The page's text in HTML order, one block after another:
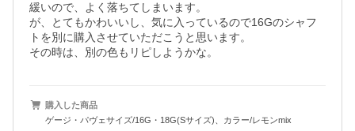
緩いので、よく落ちてしまいます。
が、とてもかわいいし、気に入っているので16Gのシャフ
トを別に購入させていただこうと思います。
その時は、別の色もリピしようかな。
購入した商品
ゲージ・パヴェサイズ/16G・18G(Sサイズ)、カラー/レモンmix